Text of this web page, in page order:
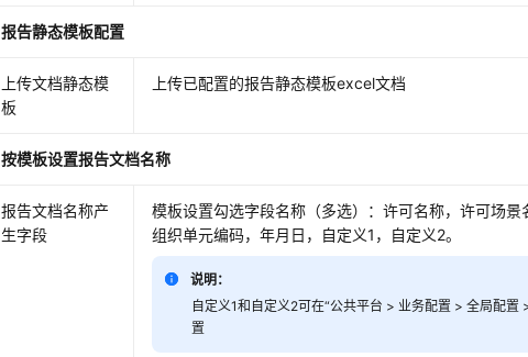
报告静态模板配置
上传文档静态模
板
上传已配置的报告静态模板excel文档
按模板设置报告文档名称
报告文档名称产
生字段
模板设置勾选字段名称（多选）：许可名称，许可场
组织单元编码，年月日，自定义1，自定义2。
说明：
自定义1和自定义2可在“公共平台 > 业务配置 > 全局配置
置